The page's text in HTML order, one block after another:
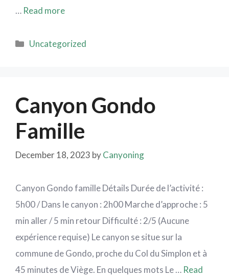
… Read more
Uncategorized
Canyon Gondo
Famille
December 18, 2023 byCanyoning
Canyon Gondo famille Détails Durée de l’activité :
5h00 / Dans le canyon : 2h00 Marche d’approche : 5
min aller / 5 min retour Difficulté : 2/5 (Aucune
expérience requise) Le canyon se situe sur la
commune de Gondo, proche du Col du Simplon et à
45 minutes de Viège. En quelques mots Le … Read